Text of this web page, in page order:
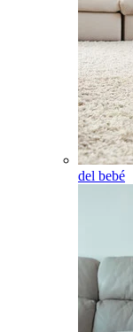
del bebé